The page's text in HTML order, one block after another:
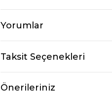
Yorumlar
Taksit Seçenekleri
Önerileriniz